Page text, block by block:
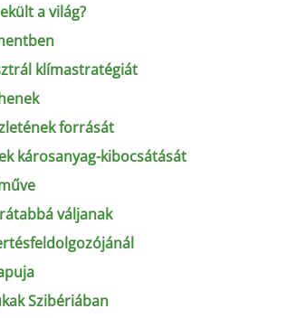
a világ?
klímastratégiát
forrását
károsanyag-kibocsátását
váljanak
Szibériában